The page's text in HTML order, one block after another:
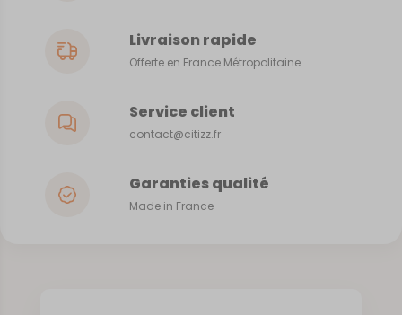
Livraison rapide
Offerte en France Métropolitaine
Service client
contact@citizz.fr
Garanties qualité
Made in France